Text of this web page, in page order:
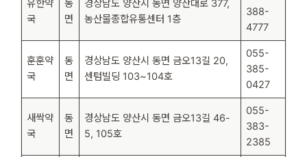
유한약
국
동
면
경상남도 양산시 동면 양산대로 377,
농산물종합유통센터 1층
388-
4777
훈훈약
국
동
면
경상남도 양산시 동면 금오13길 20,
센텀빌딩 103~104호
055-
385-
0427
새싹약
국
동
면
경상남도 양산시 동면 금오13길 46-
5, 105호
055-
383-
2385